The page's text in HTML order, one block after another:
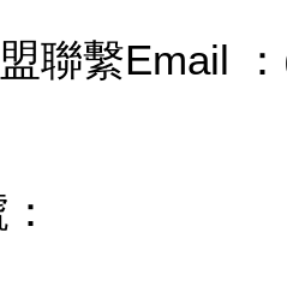
聯繫Email